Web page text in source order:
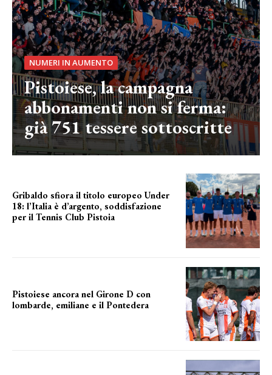
NUMERI IN AUMENTO
Pistoiese, la campagna
abbonamenti non si ferma:
già 751 tessere sottoscritte
Gribaldo sfiora il titolo europeo Under
18: l’Italia è d’argento, soddisfazione
per il Tennis Club Pistoia
Pistoiese ancora nel Girone D con
lombarde, emiliane e il Pontedera